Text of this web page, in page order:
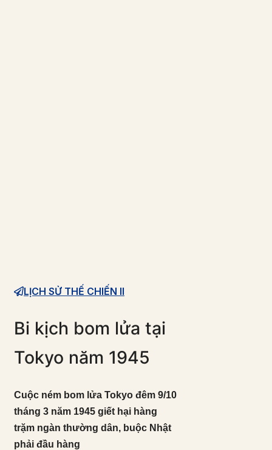
LỊCH SỬ THẾ CHIẾN II
Bi kịch bom lửa tại
Tokyo năm 1945
Cuộc ném bom lửa Tokyo đêm 9/10
tháng 3 năm 1945 giết hại hàng
trặm ngàn thường dân, buộc Nhật
phải đầu hàng